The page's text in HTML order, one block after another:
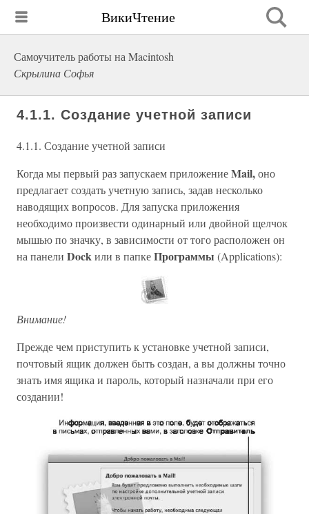
ВикиЧтение
Самоучитель работы на Macintosh
Скрылина Софья
4.1.1. Создание учетной записи
4.1.1. Создание учетной записи
Когда мы первый раз запускаем приложениеMail,оно
предлагает создать учетную запись, задав несколько
наводящих вопросов. Для запуска приложения
необходимо произвести одинарный или двойной щелчок
мышью по значку, в зависимости от того расположен он
на панели Dockили в папкеПрограммы (Applications):
Внимание!
Прежде чем приступить к установке учетной записи,
почтовый ящик должен быть создан, а вы должны точно
знать имя ящика и пароль, который назначали при его
создании!